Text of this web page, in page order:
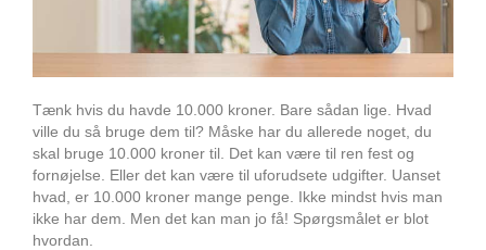
Tænk hvis du havde 10.000 kroner. Bare sådan lige. Hvad
ville du så bruge dem til? Måske har du allerede noget, du
skal bruge 10.000 kroner til. Det kan være til ren fest og
fornøjelse. Eller det kan være til uforudsete udgifter. Uanset
hvad, er 10.000 kroner mange penge. Ikke mindst hvis man
ikke har dem. Men det kan man jo få! Spørgsmålet er blot
hvordan.